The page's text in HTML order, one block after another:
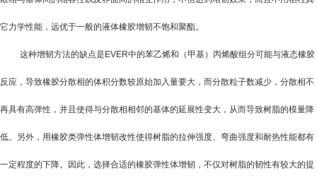
它力学性能，远优于一般的液体橡胶增韧不饱和聚酯。
这种增韧方法的缺点是 EVER中的苯乙烯和（甲基）丙烯酸组分可能与液态橡胶
反应，导致橡胶分散相的体积分数较原始加入量要大，而分散粒子数减少，分散相不
再具有高弹性，并且使得与分散相相邻的基体的延展性变大，从而导致树脂的模量降
低。另外，用橡胶类弹性体增韧改性使得树脂的拉伸强度、弯曲强度和耐热性能都有
一定程度的下降。因此，选择合适的橡胶弹性体增韧，不仅对树脂的韧性有较大的提